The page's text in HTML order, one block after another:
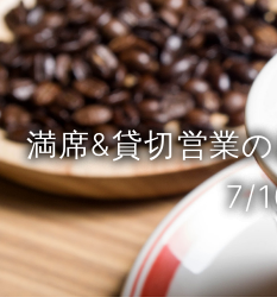
満席&貸切営業
7/